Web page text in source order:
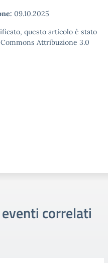
09.10.2025
questo articolo è stato
Attribuzione 3.0
correlati